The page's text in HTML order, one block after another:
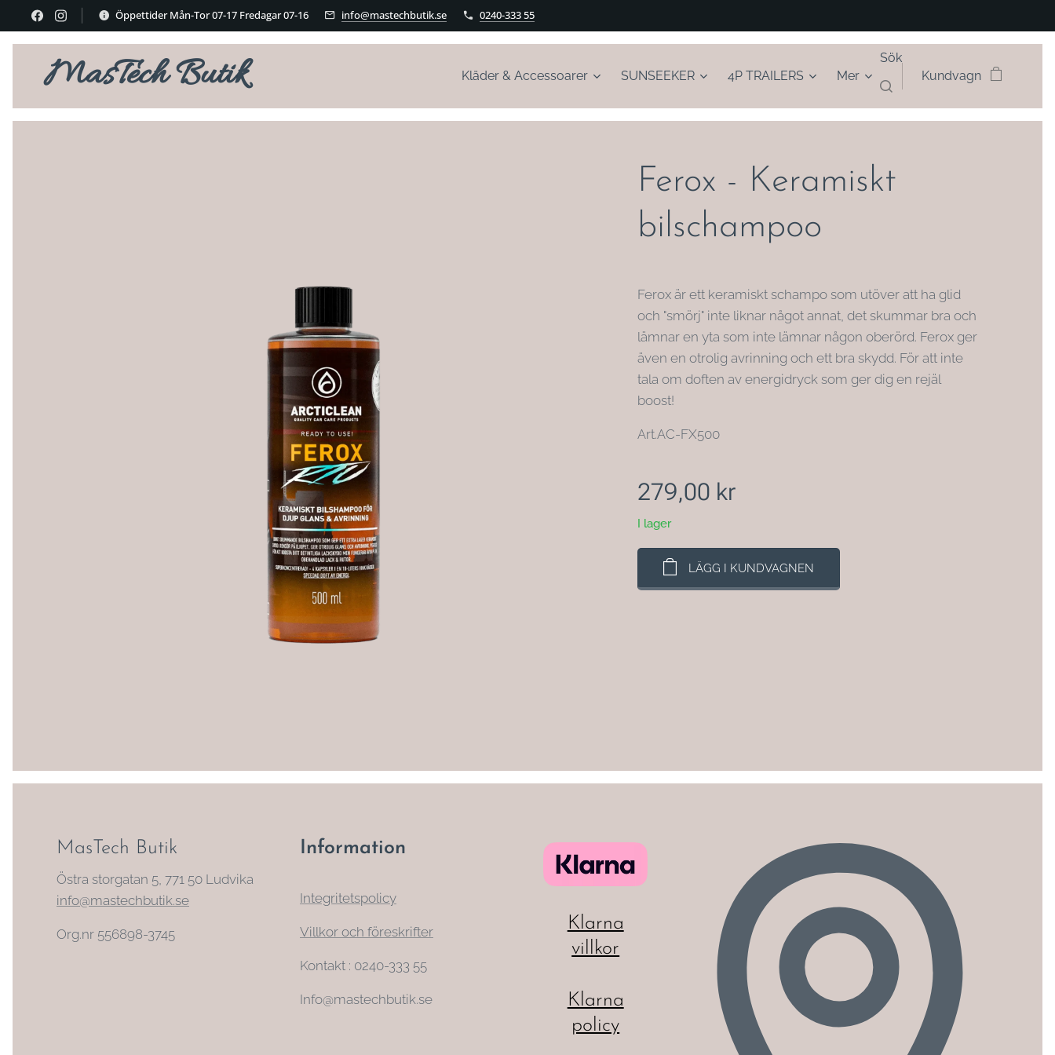
Öppettider Mån-Tor 07-17 Fredagar 07-16 info@mastechbutik.se 0240-333 55
MasTech Butik Kläder & Accessoarer SUNSEEKER 4P TRAILERS Mer
Sök
Kundvagn
Ferox - Keramiskt
bilschampoo
Ferox är ett keramiskt schampo som utöver att ha glid
och "smörj" inte liknar något annat, det skummar bra och
lämnar en yta som inte lämnar någon oberörd. Ferox ger
även en otrolig avrinning och ett bra skydd. För att inte
tala om doften av energidryck som ger dig en rejäl
boost!
Art.AC-FX500
279,00 kr
I lager
LÄGG I KUNDVAGNEN
MasTech Butik
Östra storgatan 5, 771 50 Ludvika
info@mastechbutik.se
Org.nr 556898-3745
Information
Integritetspolicy
Villkor och föreskrifter
Kontakt : 0240-333 55
Info@mastechbutik.se
Klarna
villkor
Klarna
policy